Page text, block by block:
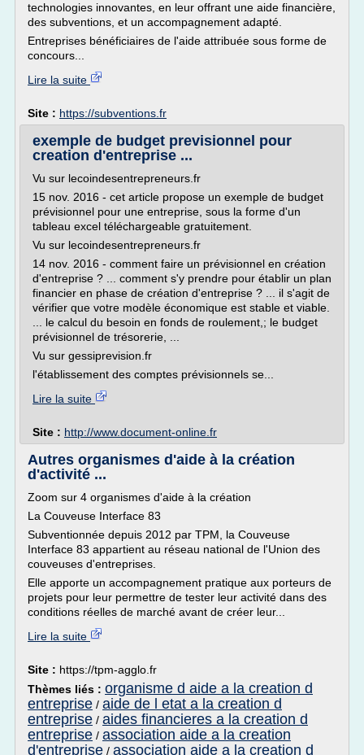
technologies innovantes, en leur offrant une aide financière,
des subventions, et un accompagnement adapté.
Entreprises bénéficiaires de l'aide attribuée sous forme de
concours...
Lire la suite
Site : https://subventions.fr
exemple de budget previsionnel pour
creation d'entreprise ...
Vu sur lecoindesentrepreneurs.fr
15 nov. 2016 - cet article propose un exemple de budget
prévisionnel pour une entreprise, sous la forme d'un
tableau excel téléchargeable gratuitement.
Vu sur lecoindesentrepreneurs.fr
14 nov. 2016 - comment faire un prévisionnel en création
d'entreprise ? ... comment s'y prendre pour établir un plan
financier en phase de création d'entreprise ? ... il s'agit de
vérifier que votre modèle économique est stable et viable.
... le calcul du besoin en fonds de roulement,; le budget
prévisionnel de trésorerie, ...
Vu sur gessiprevision.fr
l'établissement des comptes prévisionnels se...
Lire la suite
Site : http://www.document-online.fr
Autres organismes d'aide à la création
d'activité ...
Zoom sur 4 organismes d'aide à la création
La Couveuse Interface 83
Subventionnée depuis 2012 par TPM, la Couveuse
Interface 83 appartient au réseau national de l'Union des
couveuses d'entreprises.
Elle apporte un accompagnement pratique aux porteurs de
projets pour leur permettre de tester leur activité dans des
conditions réelles de marché avant de créer leur...
Lire la suite
Site : https://tpm-agglo.fr
Thèmes liés : organisme d aide a la creation d
entreprise / aide de l etat a la creation d
entreprise / aides financieres a la creation d
entreprise / association aide a la creation
d'entreprise / association aide a la creation d